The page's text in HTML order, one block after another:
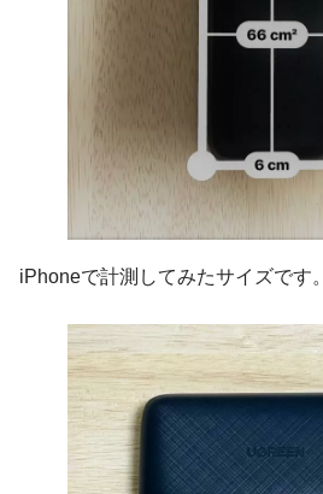
iPhoneで計測してみたサイズです。